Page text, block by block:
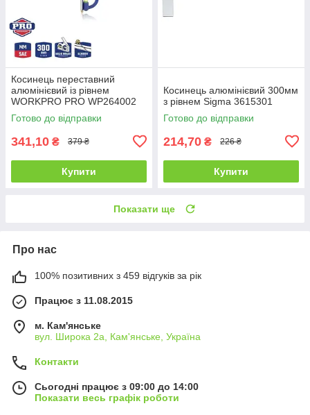
Косинець переставний
алюмінієвий із рівнем
WORKPRO PRO WP264002
Готово до відправки
341,10 ₴ 379 ₴
Купити
Косинець алюмінієвий 300мм
з рівнем Sigma 3615301
Готово до відправки
214,70 ₴ 226 ₴
Купити
Показати ще
Про нас
100% позитивних з 459 відгуків за рік
Працює з 11.08.2015
м. Кам'янське
вул. Широка 2а, Кам'янське, Україна
Контакти
Сьогодні працює з 09:00 до 14:00
Показати весь графік роботи